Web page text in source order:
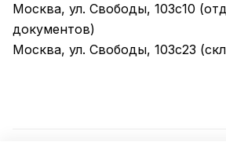
Москва, ул. Свободы, 103с10
документов)
Москва, ул. Свободы, 103с23